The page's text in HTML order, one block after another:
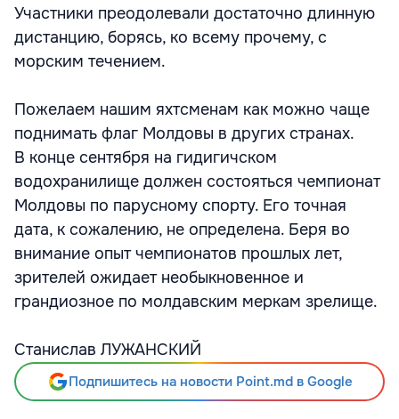
Участники преодолевали достаточно длинную
дистанцию, борясь, ко всему прочему, с
морским течением.
Пожелаем нашим яхтсменам как можно чаще
поднимать флаг Молдовы в других странах.
В конце сентября на гидигичском
водохранилище должен состояться чемпионат
Молдовы по парусному спорту. Его точная
дата, к сожалению, не определена. Беря во
внимание опыт чемпионатов прошлых лет,
зрителей ожидает необыкновенное и
грандиозное по молдавским меркам зрелище.
Станислав ЛУЖАНСКИЙ
Подпишитесь на новости Point.md в Google